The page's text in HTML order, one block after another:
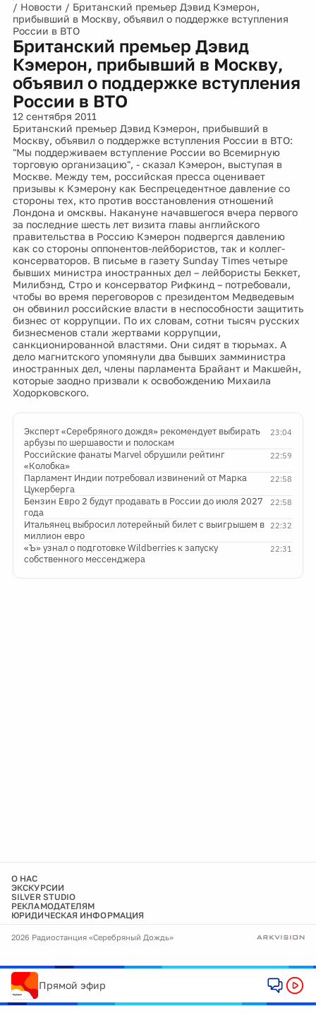
/ Новости / Британский премьер Дэвид Кэмерон,
прибывший в Москву, объявил о поддержке вступления
России в ВТО
Британский премьер Дэвид
Кэмерон, прибывший в Москву,
объявил о поддержке вступления
России в ВТО
12 сентября 2011
Британский премьер Дэвид Кэмерон, прибывший в
Москву, объявил о поддержке вступления России в ВТО:
"Мы поддерживаем вступление России во Всемирную
торговую организацию", - сказал Кэмерон, выступая в
Москве. Между тем, российская пресса оценивает
призывы к Кэмерону как Беспрецедентное давление со
стороны тех, кто против восстановления отношений
Лондона и омсквы. Накануне начавшегося вчера первого
за последние шесть лет визита главы английского
правительства в Россию Кэмерон подвергся давлению
как со стороны оппонентов-лейбористов, так и коллег-
консерваторов. В письме в газету Sunday Times четыре
бывших министра иностранных дел – лейбористы Беккет,
Милибэнд, Стро и консерватор Рифкинд – потребовали,
чтобы во время переговоров с президентом Медведевым
он обвинил российские власти в неспособности защитить
бизнес от коррупции. По их словам, сотни тысяч русских
бизнесменов стали жертвами коррупции,
санкционированной властями. Они сидят в тюрьмах. А
дело магнитского упомянули два бывших замминистра
иностранных дел, члены парламента Брайант и Макшейн,
которые заодно призвали к освобождению Михаила
Ходорковского.
23:04
Эксперт «Серебряного дождя» рекомендует выбирать
арбузы по шершавости и полоскам
22:59
Российские фанаты Marvel обрушили рейтинг
«Колобка»
22:58
Парламент Индии потребовал извинений от Марка
Цукерберга
22:58
Бензин Евро 2 будут продавать в России до июля 2027
года
22:32
Итальянец выбросил лотерейный билет с выигрышем в
миллион евро
22:31
«Ъ» узнал о подготовке Wildberries к запуску
собственного мессенджера
О НАС
ЭКСКУРСИИ
SILVER STUDIO
РЕКЛАМОДАТЕЛЯМ
ЮРИДИЧЕСКАЯ ИНФОРМАЦИЯ
2026 Радиостанция «Серебряный Дождь»
Прямой эфир